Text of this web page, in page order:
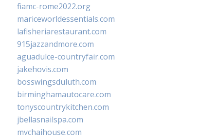
fiamc-rome2022.org
mariceworldessentials.com
lafisheriarestaurant.com
915jazzandmore.com
aguadulce-countryfair.com
jakehovis.com
bosswingsduluth.com
birminghamautocare.com
tonyscountrykitchen.com
jbellasnailspa.com
mychaihouse.com